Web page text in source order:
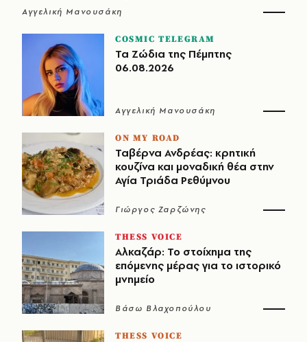
Αγγελική Μανουσάκη
COSMIC TELEGRAM
Τα Ζώδια της Πέμπτης
06.08.2026
Αγγελική Μανουσάκη
ON MY ROAD
Ταβέρνα Ανδρέας: κρητική
κουζίνα και μοναδική θέα στην
Αγία Τριάδα Ρεθύμνου
Γιώργος Ζαρζώνης
THESS VOICE
Αλκαζάρ: Το στοίχημα της
επόμενης μέρας για το ιστορικό
μνημείο
Βάσω Βλαχοπούλου
THESS VOICE